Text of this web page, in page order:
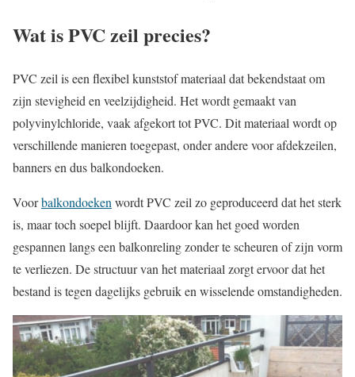
Wat is PVC zeil precies?
PVC zeil is een flexibel kunststof materiaal dat bekendstaat om
zijn stevigheid en veelzijdigheid. Het wordt gemaakt van
polyvinylchloride, vaak afgekort tot PVC. Dit materiaal wordt op
verschillende manieren toegepast, onder andere voor afdekzeilen,
banners en dus balkondoeken.
Voorbalkondoeken wordt PVC zeil zo geproduceerd dat het sterk
is, maar toch soepel blijft. Daardoor kan het goed worden
gespannen langs een balkonreling zonder te scheuren of zijn vorm
te verliezen. De structuur van het materiaal zorgt ervoor dat het
bestand is tegen dagelijks gebruik en wisselende omstandigheden.